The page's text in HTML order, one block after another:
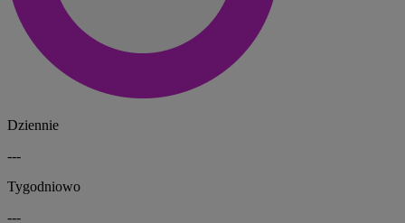
Dziennie
---
Tygodniowo
---